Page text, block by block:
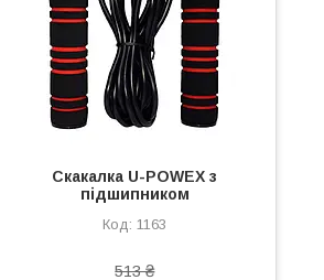
Cкакалка U-POWEX з
підшипником
1163
513 ₴